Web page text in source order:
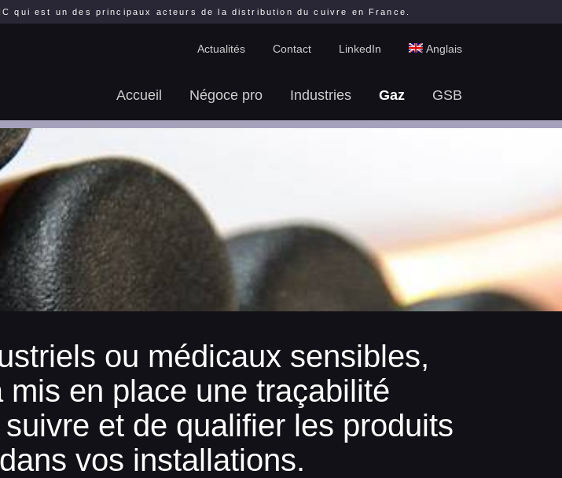
qui est un des principaux acteurs de la distribution du cuivre en France.
Actualités Contact LinkedIn Anglais
Accueil Négoce pro Industries Gaz GSB
ou médicaux sensibles,
en place une traçabilité
et de qualifier les produits
vos installations.